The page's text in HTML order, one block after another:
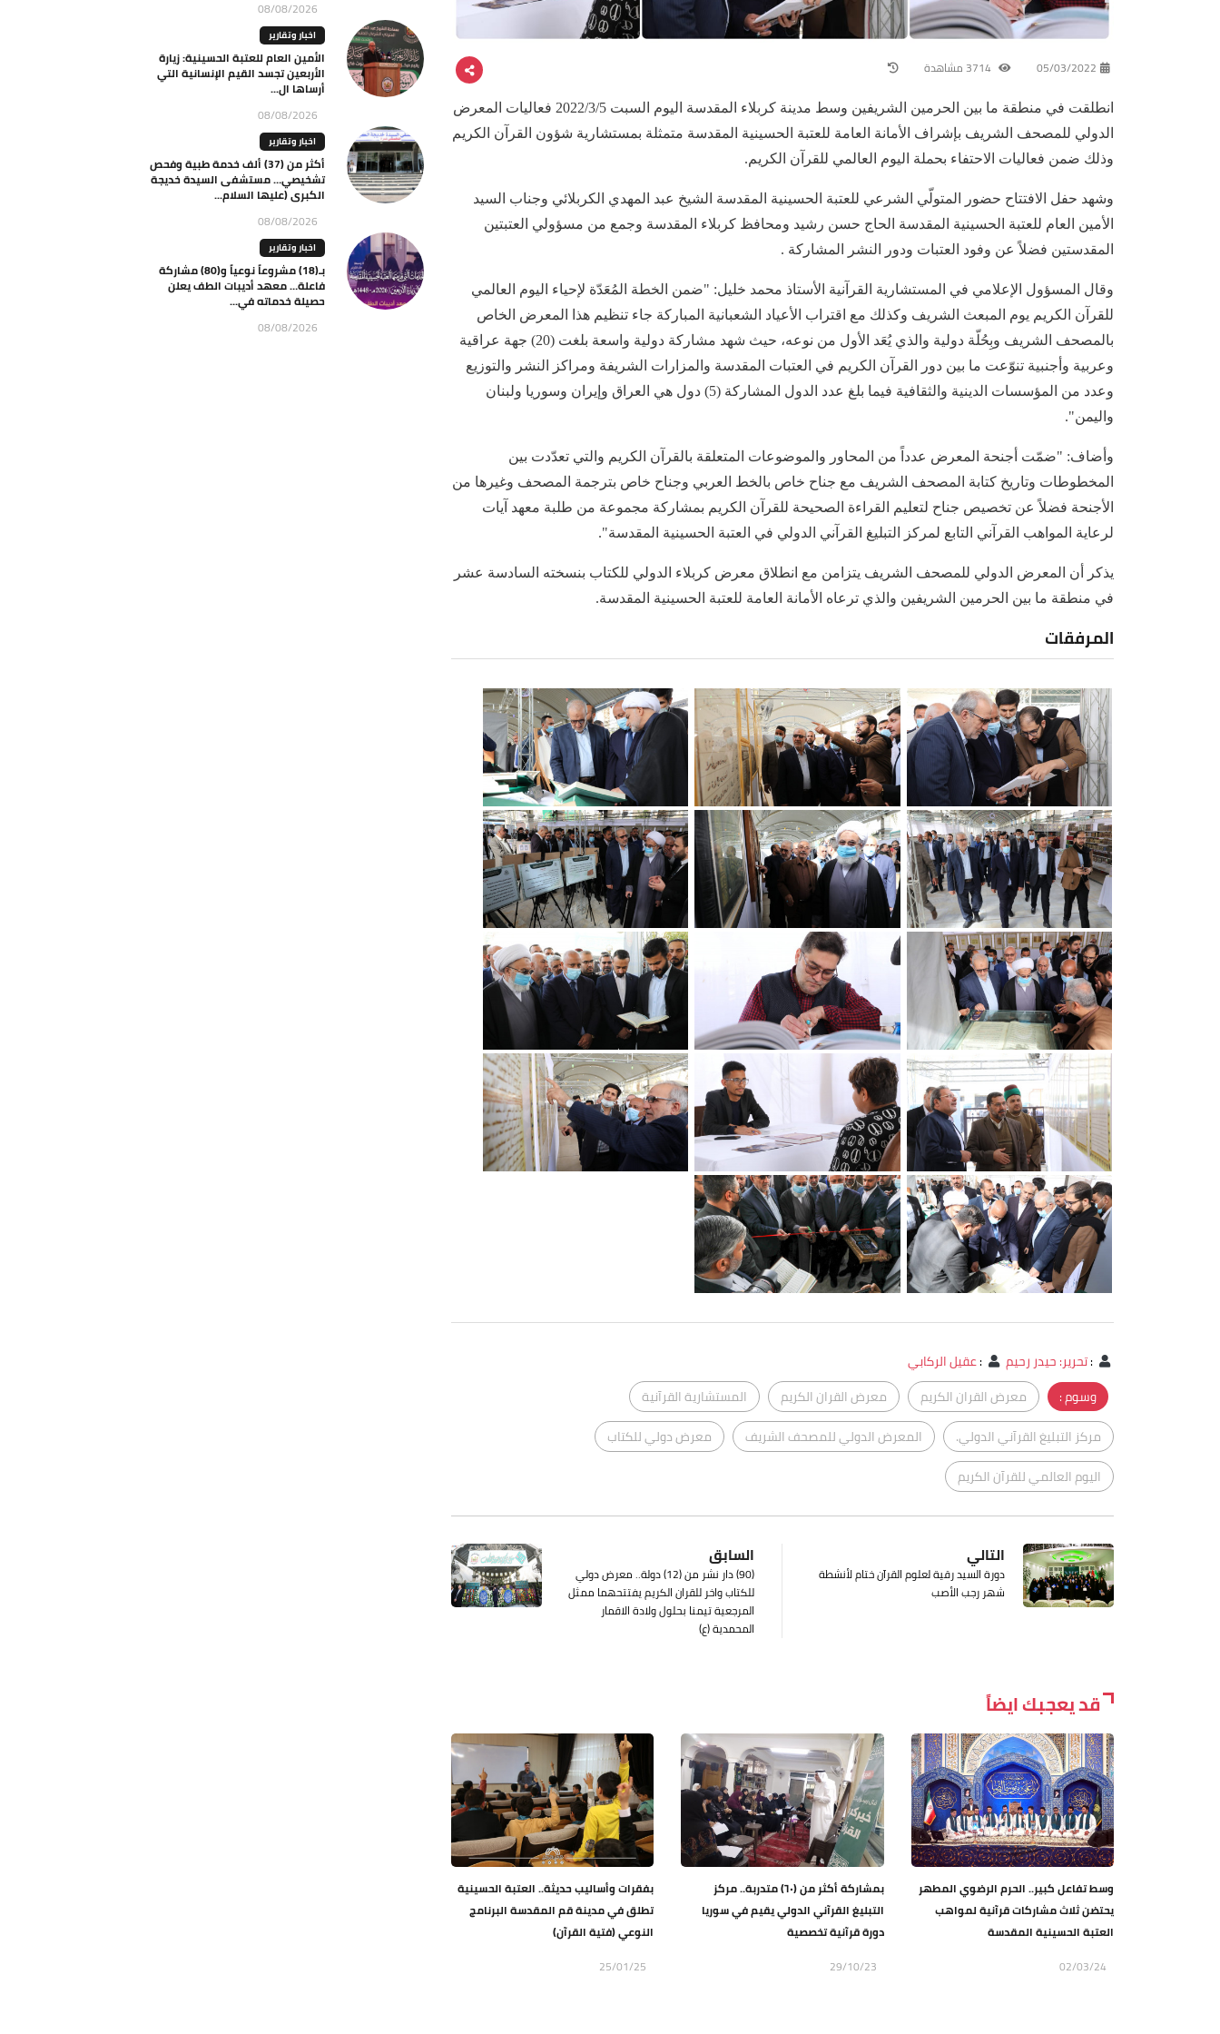
05/03/2022
انطلقت في منطقة ما بين الحرمين الشريفين وسط مدينة كربلاء المقدسة اليوم السبت 2022/3/5 فعاليات المعرض
الدولي للمصحف الشريف بإشراف الأمانة العامة للعتبة الحسينية المقدسة متمثلة بمستشارية شؤون القرآن الكريم
وذلك ضمن فعاليات الاحتفاء بحملة اليوم العالمي للقرآن الكريم.
وشهد حفل الافتتاح حضور المتولّي الشرعي للعتبة الحسينية المقدسة الشيخ عبد المهدي الكربلائي وجناب السيد
الأمين العام للعتبة الحسينية المقدسة الحاج حسن رشيد ومحافظ كربلاء المقدسة وجمع من مسؤولي العتبتين
المقدستين فضلاً عن وفود العتبات ودور النشر المشاركة .
وقال المسؤول الإعلامي في المستشارية القرآنية الأستاذ محمد خليل: "ضمن الخطة المُعَدّة لإحياء اليوم العالمي
للقرآن الكريم يوم المبعث الشريف وكذلك مع اقتراب الأعياد الشعبانية المباركة جاء تنظيم هذا المعرض الخاص
بالمصحف الشريف وبِحُلّة دولية والذي يُعَد الأول من نوعه، حيث شهد مشاركة دولية واسعة بلغت (20) جهة عراقية
وعربية وأجنبية تنوّعت ما بين دور القرآن الكريم في العتبات المقدسة والمزارات الشريفة ومراكز النشر والتوزيع
وعدد من المؤسسات الدينية والثقافية فيما بلغ عدد الدول المشاركة (5) دول هي العراق وإيران وسوريا ولبنان
واليمن".
وأضاف: "ضمّت أجنحة المعرض عدداً من المحاور والموضوعات المتعلقة بالقرآن الكريم والتي تعدّدت بين
المخطوطات وتاريخ كتابة المصحف الشريف مع جناح خاص بالخط العربي وجناح خاص بترجمة المصحف وغيرها من
الأجنحة فضلاً عن تخصيص جناح لتعليم القراءة الصحيحة للقرآن الكريم بمشاركة مجموعة من طلبة معهد آيات
لرعاية المواهب القرآني التابع لمركز التبليغ القرآني الدولي في العتبة الحسينية المقدسة".
يذكر أن المعرض الدولي للمصحف الشريف يتزامن مع انطلاق معرض كربلاء الدولي للكتاب بنسخته السادسة عشر
في منطقة ما بين الحرمين الشريفين والذي ترعاه الأمانة العامة للعتبة الحسينية المقدسة.
المرفقات
:تحرير: حيدر رحيم :عقيل الركابي
وسوم :
معرض القران الكريم معرض القران الكريم
المستشارية القرآنية
مركز التبليغ القرآني الدولي.
المعرض الدولي للمصحف الشريف
معرض دولي للكتاب
اليوم العالمي للقرآن الكريم
السابق
(90) دار نشر من (12) دولة.. معرض دولي
للكتاب واخر للقران الكريم يفتتحهما ممثل
المرجعية تيمنا بحلول ولادة الاقمار
المحمدية (ع)
التالي
دورة السيد رقية لعلوم القرآن ختام لأنشطة
شهر رجب الأصب
قد يعجبك ايضاً
وسط تفاعل كبير.. الحرم الرضوي المطهر
يحتضن ثلاث مشاركات قرآنية لمواهب
العتبة الحسينية المقدسة
02/03/24
بمشاركة أكثر من (٦٠) متدربة.. مركز
التبليغ القرآني الدولي يقيم في سوريا
دورة قرآنية تخصصية
29/10/23
بفقرات وأساليب حديثة.. العتبة الحسينية
تطلق في مدينة قم المقدسة البرنامج
النوعي (فتية القرآن)
25/01/25
08/08/2026
اخبار وتقارير
الأمين العام للعتبة الحسينية: زيارة
الأربعين تجسد القيم الإنسانية التي
أرساها ال...
08/08/2026
اخبار وتقارير
أكثر من (37) ألف خدمة طبية وفحص
تشخيصي… مستشفى السيدة خديجة
الكبرى (عليها السلام...
08/08/2026
اخبار وتقارير
بـ(18) مشروعاً نوعياً و(80) مشاركة
فاعلة… معهد أديبات الطف يعلن
حصيلة خدماته في...
08/08/2026